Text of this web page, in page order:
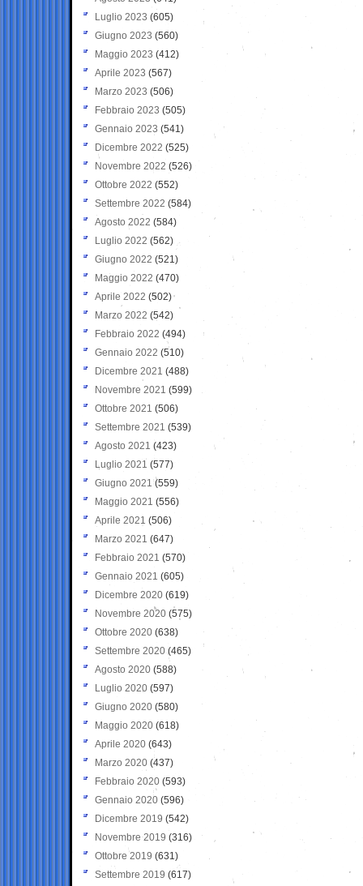
Luglio 2023 (605)
Giugno 2023 (560)
Maggio 2023 (412)
Aprile 2023 (567)
Marzo 2023 (506)
Febbraio 2023 (505)
Gennaio 2023 (541)
Dicembre 2022 (525)
Novembre 2022 (526)
Ottobre 2022 (552)
Settembre 2022 (584)
Agosto 2022 (584)
Luglio 2022 (562)
Giugno 2022 (521)
Maggio 2022 (470)
Aprile 2022 (502)
Marzo 2022 (542)
Febbraio 2022 (494)
Gennaio 2022 (510)
Dicembre 2021 (488)
Novembre 2021 (599)
Ottobre 2021 (506)
Settembre 2021 (539)
Agosto 2021 (423)
Luglio 2021 (577)
Giugno 2021(559)
Maggio 2021 (556)
Aprile 2021 (506)
Marzo 2021 (647)
Febbraio 2021 (570)
Gennaio 2021 (605)
Dicembre 2020 (619)
Novembre 2020 (575)
Ottobre 2020 (638)
Settembre 2020(465)
Agosto 2020 (588)
Luglio 2020 (597)
Giugno 2020 (580)
Maggio 2020 (618)
Aprile 2020 (643)
Marzo 2020 (437)
Febbraio 2020 (593)
Gennaio 2020 (596)
Dicembre 2019 (542)
Novembre 2019 (316)
Ottobre 2019 (631)
Settembre 2019 (617)